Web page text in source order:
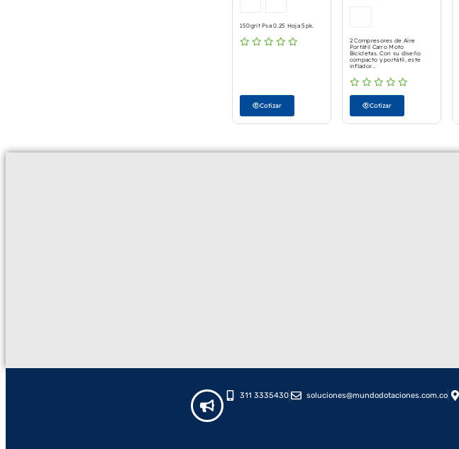
150grit Psa 0.25 Hoja 5pk.
Cotizar
2 Compresores de Aire
Portátil Carro Moto
Bicicletas. Con su diseño
compacto y portátil, este
inflador...
Cotizar
311 3335430 soluciones@mundodotaciones.com.co